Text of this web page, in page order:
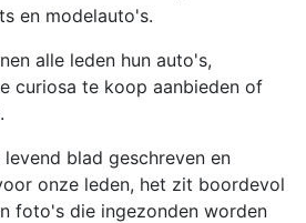
en modelauto's.
alle leden hun auto's,
curiosa te koop aanbieden of
levend blad geschreven en
onze leden, het zit boordevol
foto's die ingezonden worden